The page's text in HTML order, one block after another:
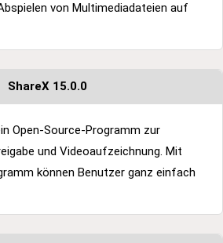
von Multimediadateien auf
ShareX 15.0.0
Open-Source-Programm zur
und Videoaufzeichnung. Mit
können Benutzer ganz einfach